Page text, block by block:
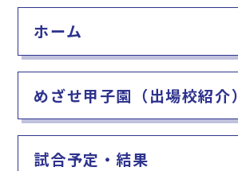
e
b
o
o
k
l
ホーム
めざせ甲子園（出場校紹介）
試合予定・結果